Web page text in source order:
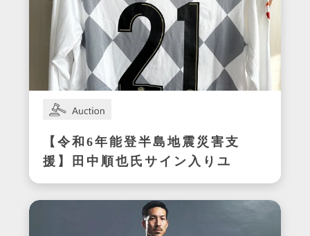
【令和6年能登半島地震災害支
援】田中順也氏サイン入りユ
ニフォーム